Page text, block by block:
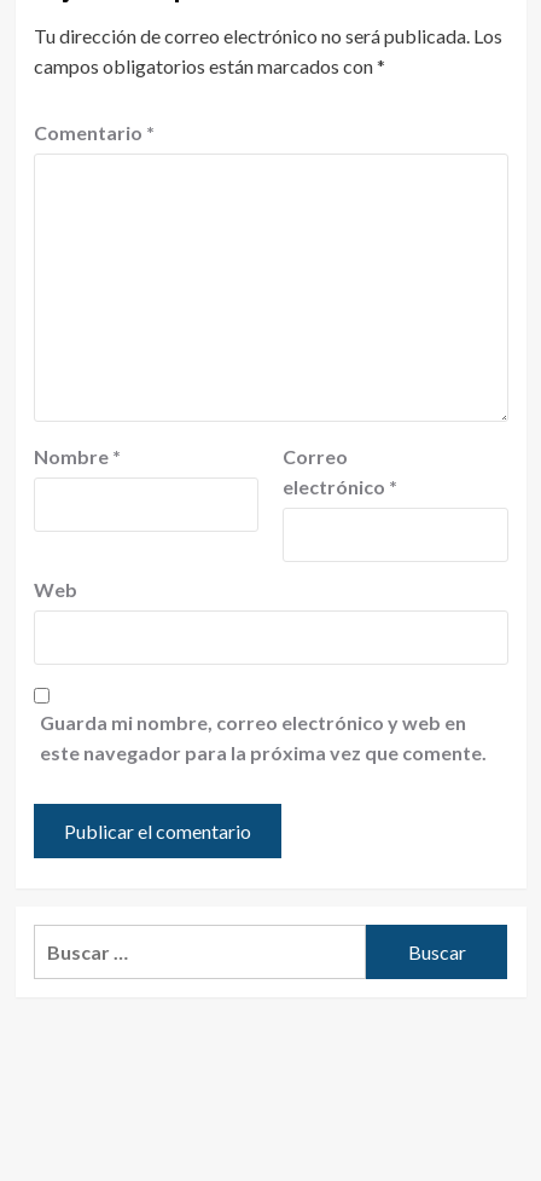
Tu dirección de correo electrónico no será publicada. Los
campos obligatorios están marcados con*
Comentario *
Nombre *
Correo
electrónico *
Web
Guarda mi nombre, correo electrónico y web en
este navegador para la próxima vez que comente.